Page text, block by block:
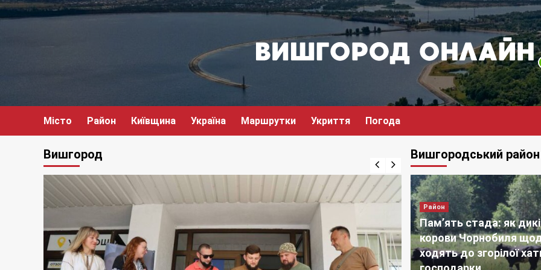
Перейти
до
Місто Район Київщина Україна Маршрутки Укриття Погода
Вишгород Вишгородський район
Район
Пам’ять стада: як дикі
корови Чорнобиля
ходять до згорілої